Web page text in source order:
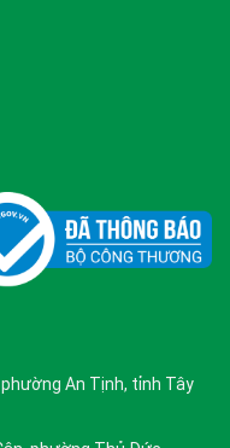
phường An Tịnh, tỉnh Tây